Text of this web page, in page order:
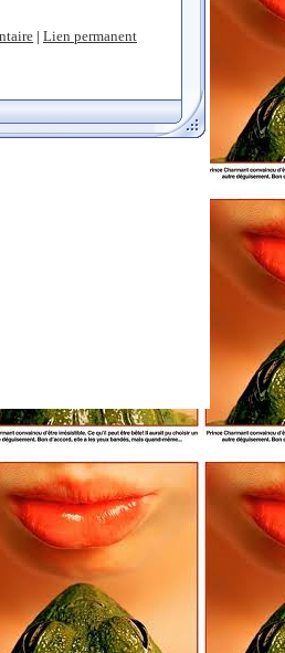
| Lien permanent